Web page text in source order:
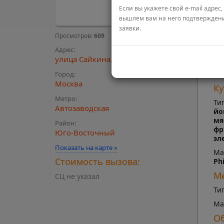
Просмотров: 609
Адрес:
улица Сайкина, 9/1
Город:
Москва
Метро:
Автозаводская
Район:
Юго-Восточный
Показать на карте »
Стоимость вызова:
СЦ не указал
Если вы укажете свой e-mail
вышлем вам на него
заявки.